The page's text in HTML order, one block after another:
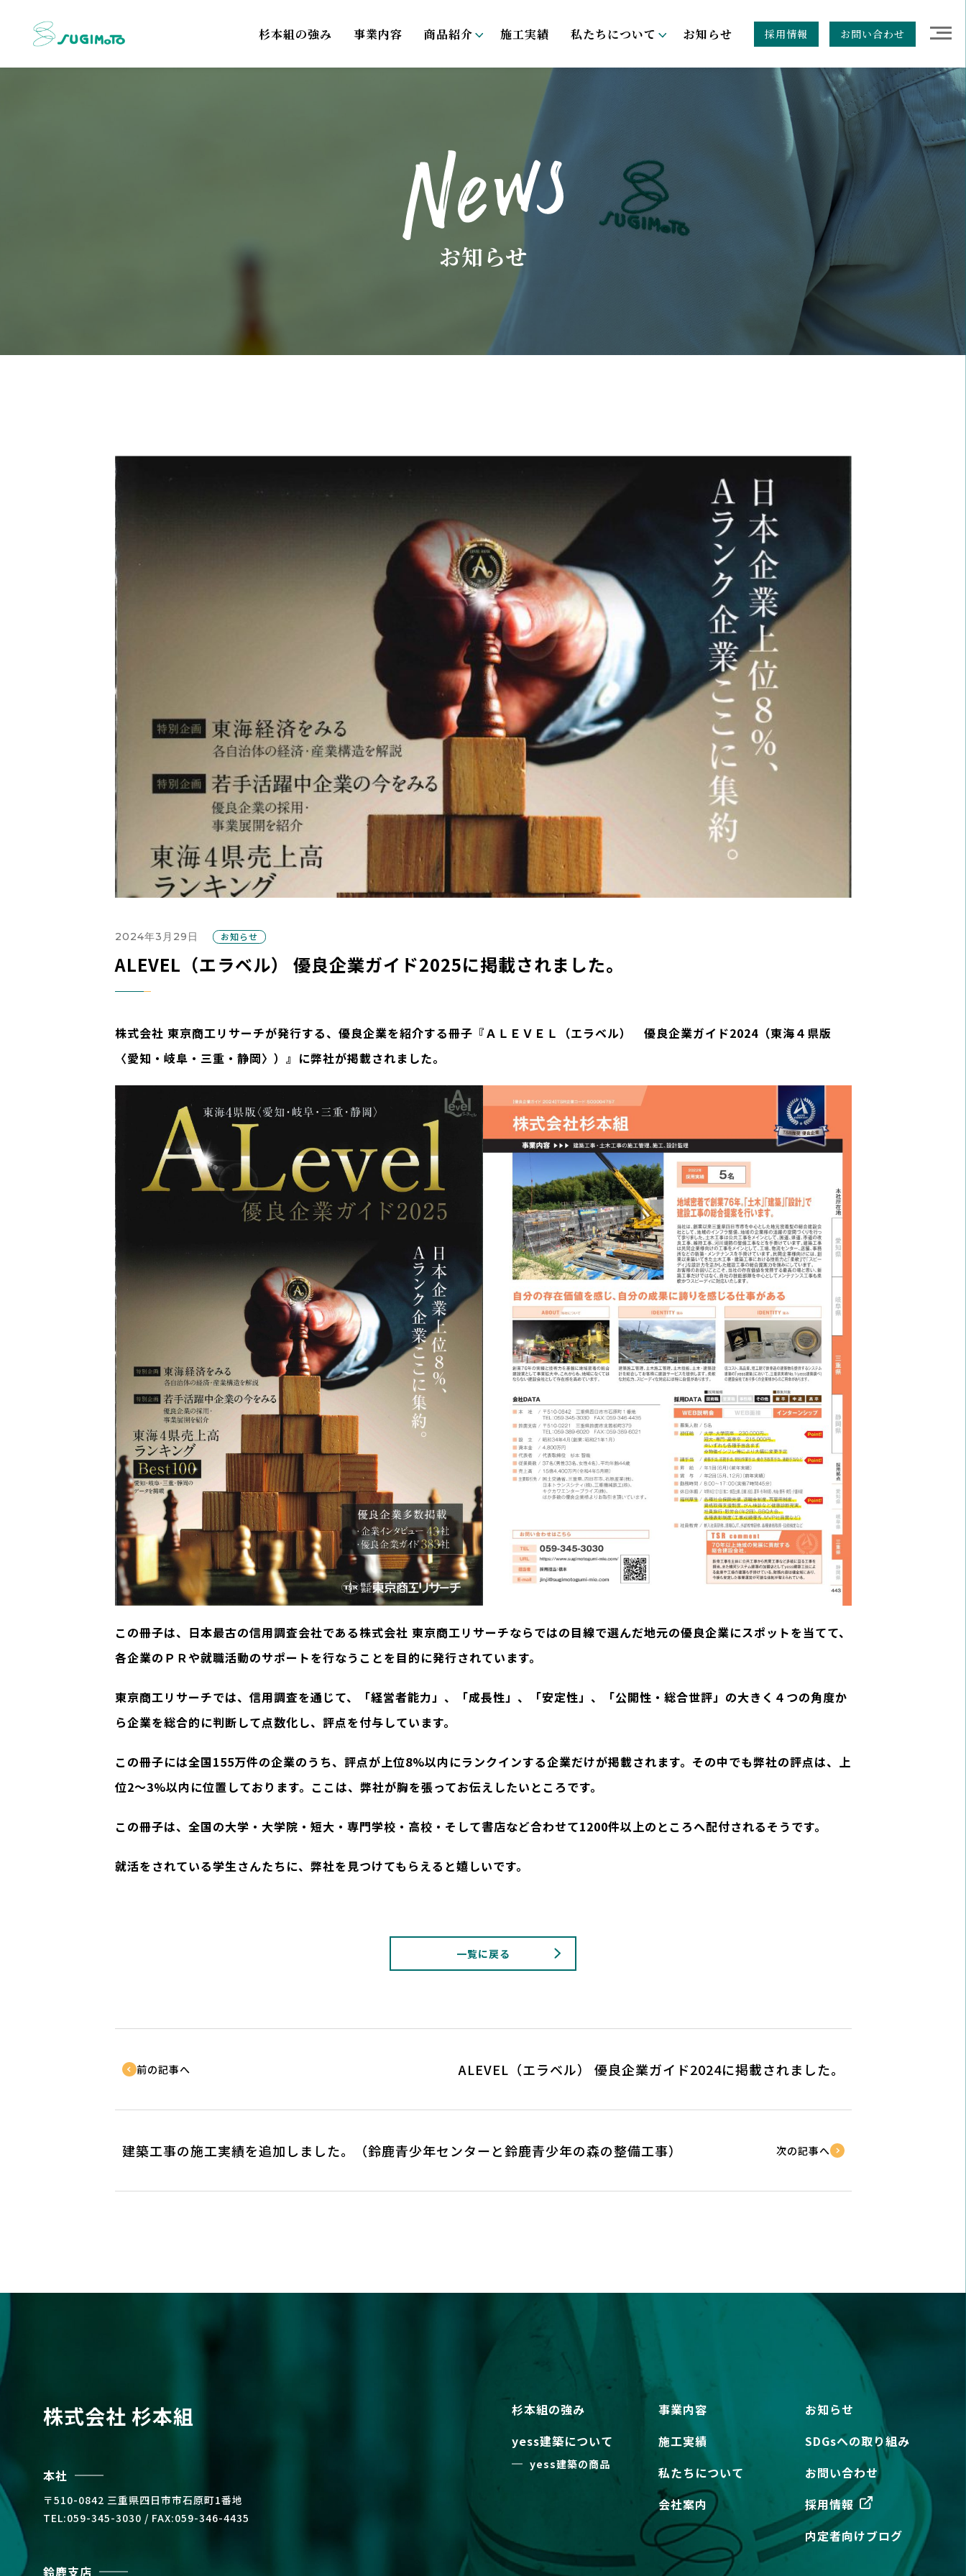
杉本組の強み 事業内容 商品紹介 施工実績 私たちについて お知らせ 採用情報 お問い合わせ
お知らせ
2024年3月29日 お知らせ
ALEVEL（エラベル） 優良企業ガイド2025に掲載されました。
株式会社 東京商工リサーチが発行する、優良企業を紹介する冊子『ＡＬＥＶＥＬ（エラベル） 優良企業ガイド2024（東海４県版
〈愛知・岐阜・三重・静岡〉）』に弊社が掲載されました。
この冊子は、日本最古の信用調査会社である株式会社 東京商工リサーチならではの目線で選んだ地元の優良企業にスポットを当てて、
各企業のＰＲや就職活動のサポートを行なうことを目的に発行されています。
東京商工リサーチでは、信用調査を通じて、「経営者能力」、「成長性」、「安定性」、「公開性・総合世評」の大きく４つの角度か
ら企業を総合的に判断して点数化し、評点を付与しています。
この冊子には全国155万件の企業のうち、評点が上位8%以内にランクインする企業だけが掲載されます。その中でも弊社の評点は、上
位2〜3%以内に位置しております。ここは、弊社が胸を張ってお伝えしたいところです。
この冊子は、全国の大学・大学院・短大・専門学校・高校・そして書店など合わせて1200件以上のところへ配付されるそうです。
就活をされている学生さんたちに、弊社を見つけてもらえると嬉しいです。
一覧に戻る
ALEVEL（エラベル） 優良企業ガイド2024に掲載されました。
前の記事へ
建築工事の施工実績を追加しました。（鈴鹿青少年センターと鈴鹿青少年の森の整備工事） 次の記事へ
株式会社 杉本組
本社
〒510-0842 三重県四⽇市市⽯原町1番地
TEL:059-345-3030 / FAX:059-346-4435
鈴鹿支店
杉本組の強み
yess建築について
yess建築の商品
事業内容
施工実績
私たちについて
会社案内
お知らせ
SDGsへの取り組み
お問い合わせ
採用情報
内定者向けブログ